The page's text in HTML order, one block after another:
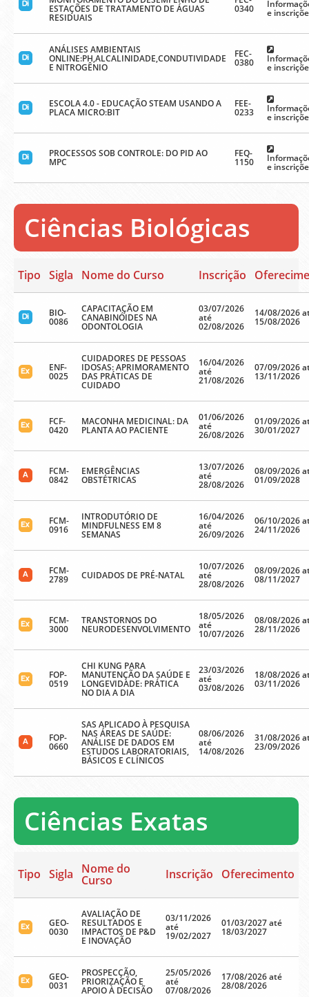
ESTAÇÕES DE TRATAMENTO DE ÁGUAS
RESIDUAIS
0340 e
ANÁLISES AMBIENTAIS
ONLINE:PH,ALCALINIDADE,CONDUTIVIDADE
E NITROGÊNIO
FEC-
0380 e
ESCOLA 4.0 - EDUCAÇÃO STEAM USANDO A
PLACA MICRO:BIT
FEE-
0233 e
PROCESSOS SOB CONTROLE: DO PID AO
MPC
FEQ-
1150 e
Ciências Biológicas
Tipo Sigla Nome do Curso Inscrição
BIO-
0086
CAPACITAÇÃO EM
CANABINÓIDES NA
ODONTOLOGIA
03/07/2026
até
02/08/2026
14/08/2026
15/08/2026
ENF-
0025
CUIDADORES DE PESSOAS
IDOSAS: APRIMORAMENTO
DAS PRÁTICAS DE
CUIDADO
16/04/2026
até
21/08/2026
07/09/2026
13/11/2026
FCF-
0420
MACONHA MEDICINAL: DA
PLANTA AO PACIENTE
01/06/2026
até
26/08/2026
01/09/2026
30/01/2027
FCM-
0842
EMERGÊNCIAS
OBSTÉTRICAS
13/07/2026
até
28/08/2026
08/09/2026
01/09/2028
FCM-
0916
INTRODUTÓRIO DE
MINDFULNESS EM 8
SEMANAS
16/04/2026
até
26/09/2026
06/10/2026
24/11/2026
FCM-
2789 CUIDADOS DE PRÉ-NATAL
10/07/2026
até
28/08/2026
08/09/2026
08/11/2027
FCM-
3000
TRANSTORNOS DO
NEURODESENVOLVIMENTO
18/05/2026
até
10/07/2026
08/08/2026
28/11/2026
FOP-
0519
CHI KUNG PARA
MANUTENÇÃO DA SAÚDE E
LONGEVIDADE: PRÁTICA
NO DIA A DIA
23/03/2026
até
03/08/2026
18/08/2026
03/11/2026
FOP-
0660
SAS APLICADO À PESQUISA
NAS ÁREAS DE SAÚDE:
ANÁLISE DE DADOS EM
ESTUDOS LABORATORIAIS,
BÁSICOS E CLÍNICOS
08/06/2026
até
14/08/2026
31/08/2026
23/09/2026
Ciências Exatas
Tipo Sigla Nome do
Curso Inscrição Oferecimento
GEO-
0030
AVALIAÇÃO DE
RESULTADOS E
IMPACTOS DE P&D
E INOVAÇÃO
03/11/2026
até
19/02/2027
01/03/2027 até
18/03/2027
GEO-
0031
PROSPECÇÃO,
PRIORIZAÇÃO E
APOIO À DECISÃO
25/05/2026
até
07/08/2026
17/08/2026 até
28/08/2026